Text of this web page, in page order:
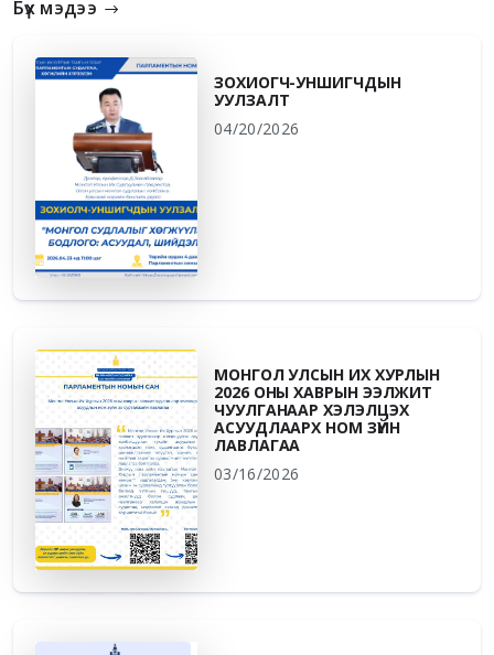
Бүх мэдээ
ЗОХИОГЧ-УНШИГЧДЫН
УУЛЗАЛТ
04/20/2026
МОНГОЛ УЛСЫН ИХ ХУРЛЫН
2026 ОНЫ ХАВРЫН ЭЭЛЖИТ
ЧУУЛГАНААР ХЭЛЭЛЦЭХ
АСУУДЛААРХ НОМ ЗҮЙН
ЛАВЛАГАА
03/16/2026